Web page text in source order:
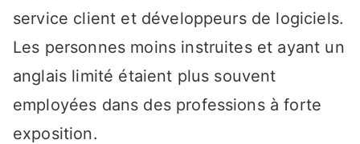
service client et développeurs de logiciels.
Les personnes moins instruites et ayant un
anglais limité étaient plus souvent
employées dans des professions à forte
exposition.